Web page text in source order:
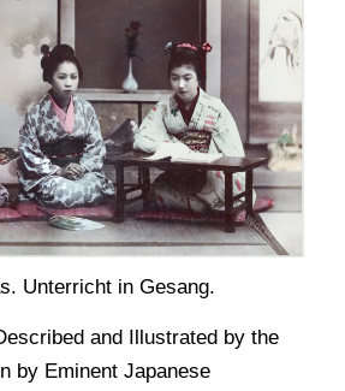
Unterricht in Gesang.
and Illustrated by the
by Eminent Japanese